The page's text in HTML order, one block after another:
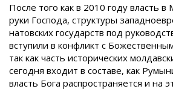
После того как в 2010 году власть
руки Господа, структуры
натовских государств под
вступили в конфликт с
так как часть исторических
сегодня входит в составе, как
власть Бога распространяется и на